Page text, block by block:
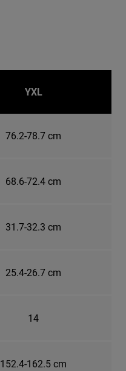
YXL
76.2-78.7 cm
68.6-72.4 cm
31.7-32.3 cm
25.4-26.7 cm
14
152.4-162.5 cm